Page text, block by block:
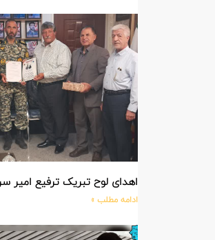
اهدای لوح تبریک ترفیع امیر سرتیپ۲ ستاد حسین صادق زاده فرمانده تیپ ۲۵ واکنش سریع شهید آبگون
ادامه مطلب »